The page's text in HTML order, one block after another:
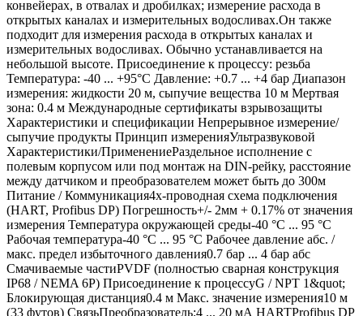
конвейерах, в отвалах и дробилках; измерение расхода в
открытых каналах и измерительных водосливах.Он также
подходит для измерения расхода в открытых каналах и
измерительных водосливах. Обычно устанавливается на
небольшой высоте. Присоединение к процессу: резьба
Температура: -40 ... +95°C Давление: +0.7 ... +4 бар Диапазон
измерения: жидкости 20 м, сыпучие вещества 10 м Мертвая
зона: 0.4 м Международные сертификаты взрывозащиты
Характеристики и спецификации Непрерывное измерение/
сыпучие продукты Принцип измеренияУльтразвуковой
Характеристики/ПрименениеРаздельное исполнение с
полевым корпусом или под монтаж на DIN-рейку, расстояние
между датчиком и преобразователем может быть до 300м
Питание / Коммуникация4х-проводная схема подключения
(HART, Profibus DP) Погрешность+/- 2мм + 0.17% от значения
измерения Температура окружающей среды-40 °C ... 95 °C
Рабочая температура-40 °C ... 95 °C Рабочее давление абс. /
макс. предел избыточного давления0.7 бар ... 4 бар абс
Смачиваемые частиPVDF (полностью сварная конструкция
IP68 / NEMA 6P) Присоединение к процессуG / NPT 1&quot;
Блокирующая дистанция0.4 м Макс. значение измерения10 м
(33 футов) СвязьПреобразователь:4 ... 20 мА HARTProfibus DP